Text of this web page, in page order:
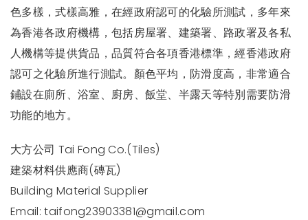
色多樣，式樣高雅，在經政府認可的化驗所測試，多年來
為香港各政府機構，包括房屋署、建築署、路政署及各私
人機構等提供貨品，品質符合各項香港標準，經香港政府
認可之化驗所進行測試。顏色平均，防滑度高，非常適合
鋪設在廁所、浴室、廚房、飯堂、半露天等特別需要防滑
功能的地方。
大方公司 Tai Fong Co.(Tiles)
建築材料供應商(磚瓦)
Building Material Supplier
Email:taifong23903381@gmail.com